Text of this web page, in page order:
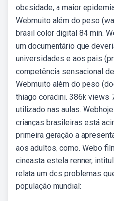
obesidade, a maior
Webmuito além do peso
brasil color digital 84 min.
um documentário que
universidades e aos pais
competência sensacional
Webmuito além do peso
thiago coradini. 386k views
utilizado nas aulas.
crianças brasileiras está
primeira geração a
aos adultos, como. Webo
cineasta estela renner,
relata um dos problemas
população mundial: